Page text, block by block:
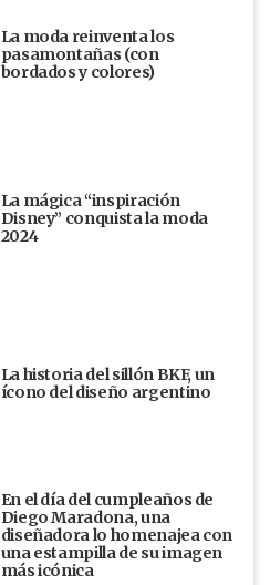
La moda reinventa los
pasamontañas (con
bordados y colores)
La mágica “inspiración
Disney” conquista la moda
2024
La historia del sillón BKF, un
ícono del diseño argentino
En el día del cumpleaños de
Diego Maradona, una
diseñadora lo homenajea con
una estampilla de su imagen
más icónica